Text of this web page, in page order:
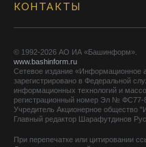
КОНТАКТЫ
© 1992-2026 АО ИА «Башинформ».
www.bashinform.ru
Сетевое издание «Информационное
зарегистрировано в Федеральной
информационных технологий и
регистрационный номер Эл № ФС77-
Учредитель Акционерное общество
Главный редактор Шарафутдинов
При перепечатке или цитировании